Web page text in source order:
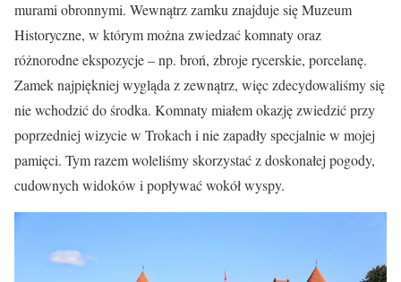
murami obronnymi. Wewnątrz zamku znajduje się Muzeum
Historyczne, w którym można zwiedzać komnaty oraz
różnorodne ekspozycje – np. broń, zbroje rycerskie, porcelanę.
Zamek najpiękniej wygląda z zewnątrz, więc zdecydowaliśmy się
nie wchodzić do środka. Komnaty miałem okazję zwiedzić przy
poprzedniej wizycie w Trokach i nie zapadły specjalnie w mojej
pamięci. Tym razem woleliśmy skorzystać z doskonałej pogody,
cudownych widoków i popływać wokół wyspy.